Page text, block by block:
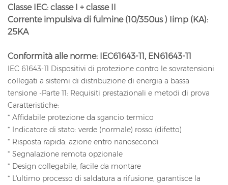
Classe IEC: classe I + classe II
Corrente impulsiva di fulmine (10/350us) Iimp (KA):
25KA
Conformità alle norme: IEC61643-11, EN61643-11
IEC 61643-11 Dispositivi di protezione contro le sovratensioni
collegati a sistemi di distribuzione di energia a bassa
tensione -Parte 11: Requisiti prestazionali e metodi di prova
Caratteristiche:
* Affidabile protezione da sgancio termico
* Indicatore di stato: verde (normale) rosso (difetto)
* Risposta rapida: azione entro nanosecondi
* Segnalazione remota opzionale
* Design collegabile, facile da montare
* L'ultimo processo di saldatura a rifusione, garantisce la